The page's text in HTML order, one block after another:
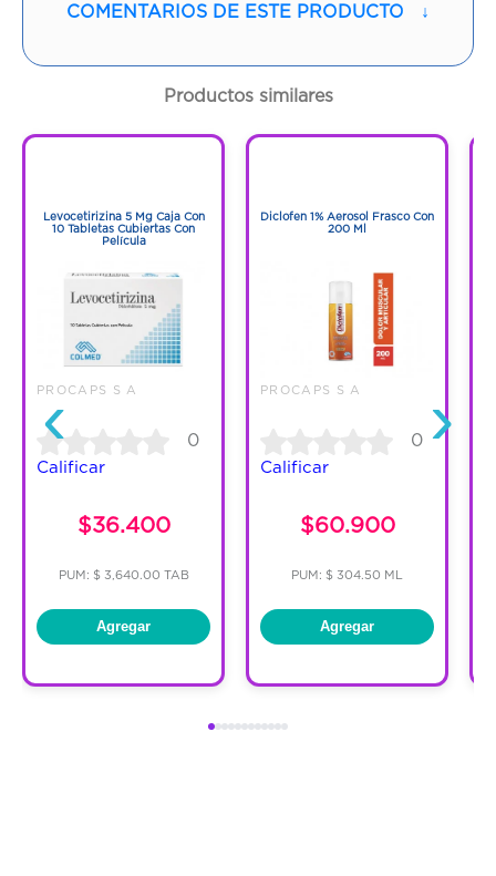
1 Frasco
Código:1070633
COMENTARIOS DE ESTE PRODUCTO ↓
Productos similares
‹
Levocetirizina 5 Mg Caja Con
10 Tabletas Cubiertas Con
Película
PROCAPS S A
0
Calificar
$36.400
PUM: $ 3,640.00 TAB
Agregar
Diclofen 1% Aerosol Frasco Con
200 Ml
PROCAPS S A
0
Calificar
$60.900
PUM: $ 304.50 ML
Agregar
›